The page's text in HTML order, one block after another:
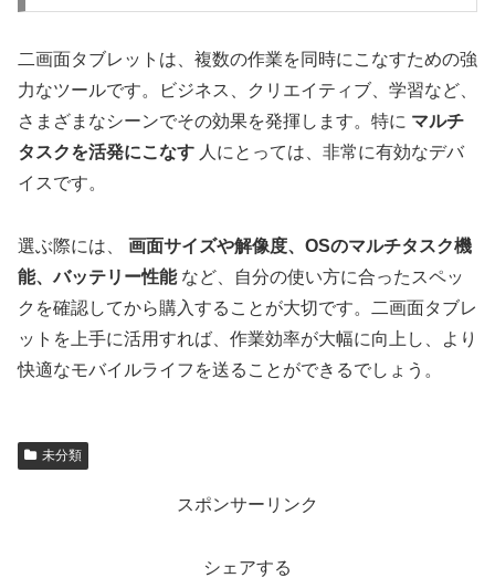
二画面タブレットは、複数の作業を同時にこなすための強
力なツールです。ビジネス、クリエイティブ、学習など、
さまざまなシーンでその効果を発揮します。特に マルチ
タスクを活発にこなす 人にとっては、非常に有効なデバ
イスです。
選ぶ際には、 画面サイズや解像度、OSのマルチタスク機
能、バッテリー性能など、自分の使い方に合ったスペッ
クを確認してから購入することが大切です。二画面タブレ
ットを上手に活用すれば、作業効率が大幅に向上し、より
快適なモバイルライフを送ることができるでしょう。
未分類
スポンサーリンク
シェアする